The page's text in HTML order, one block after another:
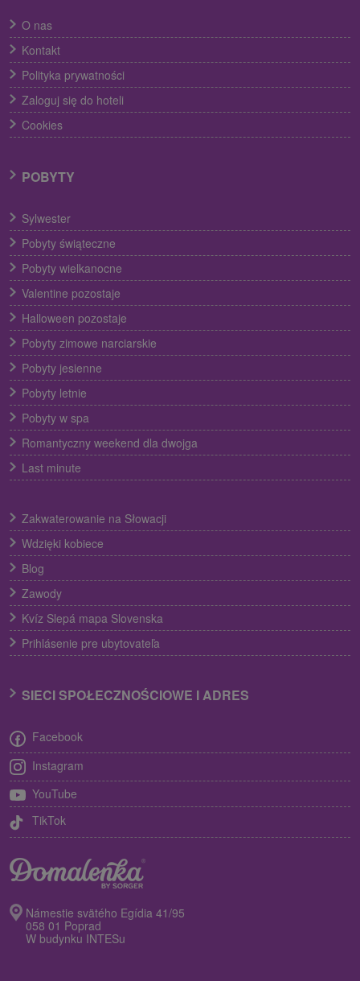
O nas
Kontakt
Polityka prywatności
Zaloguj się do hoteli
Cookies
POBYTY
Sylwester
Pobyty świąteczne
Pobyty wielkanocne
Valentine pozostaje
Halloween pozostaje
Pobyty zimowe narciarskie
Pobyty jesienne
Pobyty letnie
Pobyty w spa
Romantyczny weekend dla dwojga
Last minute
Zakwaterowanie na Słowacji
Wdzięki kobiece
Blog
Zawody
Kvíz Slepá mapa Slovenska
Prihlásenie pre ubytovateľa
SIECI SPOŁECZNOŚCIOWE I ADRES
Facebook
Instagram
YouTube
TikTok
Námestie svätého Egídia 41/95
058 01 Poprad
W budynku INTESu